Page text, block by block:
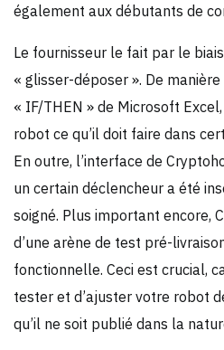
également aux débutants de
Le fournisseur le fait par le
« glisser-déposer ». De
« IF/THEN » de Microsoft
robot ce qu’il doit faire dans
En outre, l’interface de
un certain déclencheur a été
soigné. Plus important encore,
d’une arène de test pré-
fonctionnelle. Ceci est crucial,
tester et d’ajuster votre robot
qu’il ne soit publié dans la